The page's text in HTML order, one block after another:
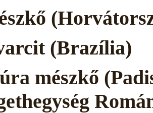
(Brazília)
mészkő